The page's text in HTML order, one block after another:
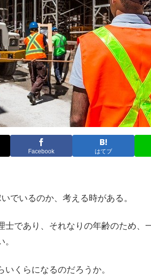
Facebook はてブ
でいるのか、考える時がある。
士であり、それなりの年齢のため、
いくらになるのだろうか。